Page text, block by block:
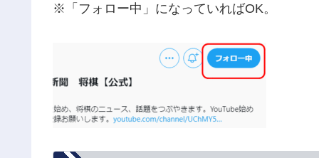
※「フォロー中」になっていればOK。